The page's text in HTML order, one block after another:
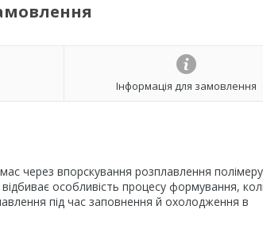
Інформація для замовлення
через впорскування розплавлення полімеру
особливість процесу формування,
під час заповнення й охолодження в